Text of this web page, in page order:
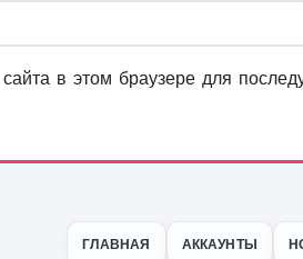
в этом браузере для
ГЛАВНАЯ АККАУНТЫ